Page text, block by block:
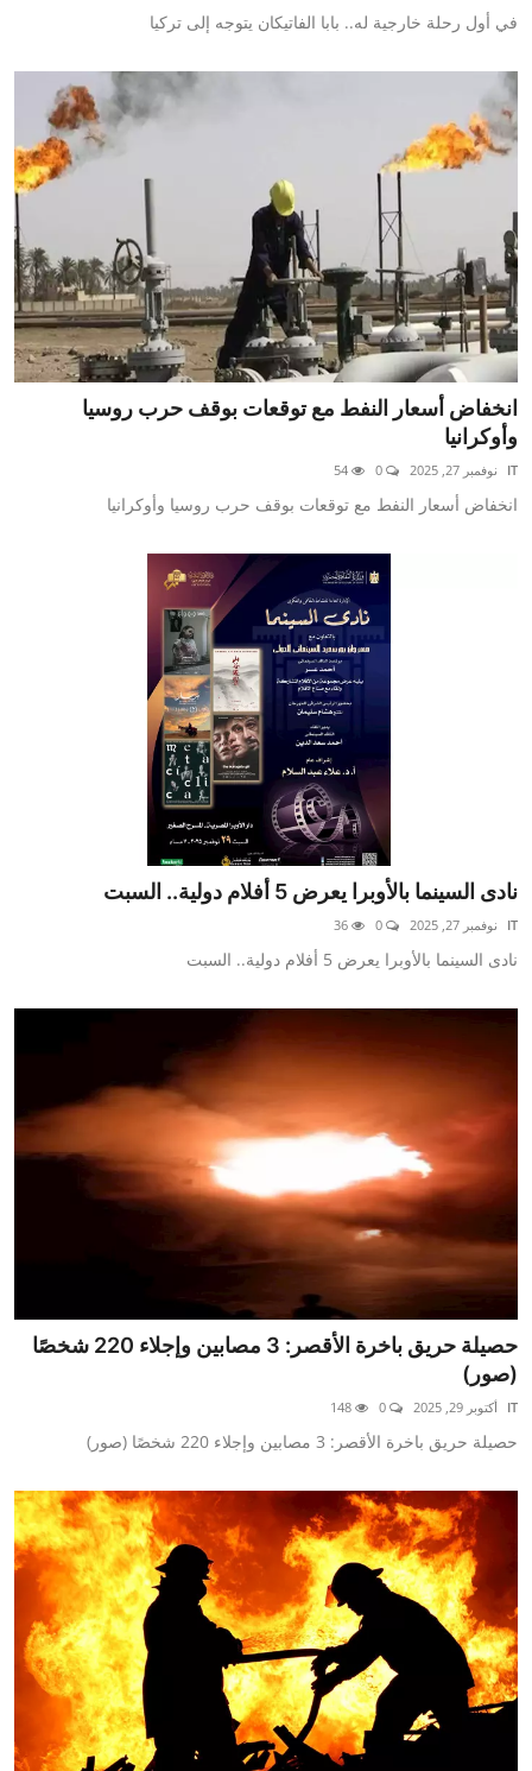
في أول رحلة خارجية له.. بابا الفاتيكان يتوجه إلى تركيا
انخفاض أسعار النفط مع توقعات بوقف حرب روسيا
وأوكرانيا
IT نوفمبر 27, 2025
انخفاض أسعار النفط مع توقعات بوقف حرب روسيا وأوكرانيا
نادى السينما بالأوبرا يعرض 5 أفلام دولية.. السبت
IT نوفمبر 27, 2025
نادى السينما بالأوبرا يعرض 5 أفلام دولية.. السبت
حصيلة حريق باخرة الأقصر: 3 مصابين وإجلاء 220 شخصًا
(صور)
IT أكتوبر 29, 2025
حصيلة حريق باخرة الأقصر: 3 مصابين وإجلاء 220 شخصًا (صور)